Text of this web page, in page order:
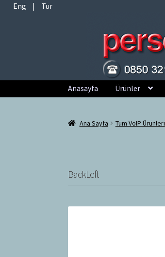
Eng | Tur
Dolaşıma
geç
İçeriğe
geç
Anasayfa Ürünler
Ana Sayfa Tüm VoIP Ürünleri
BackLeft